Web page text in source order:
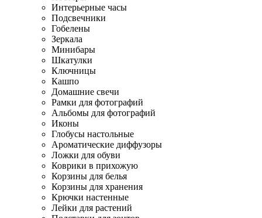
Интерьерные часы
Подсвечники
Гобелены
Зеркала
Минибары
Шкатулки
Ключницы
Кашпо
Домашние свечи
Рамки для фотографий
Альбомы для фотографий
Иконы
Глобусы настольные
Ароматические диффузоры
Ложки для обуви
Коврики в прихожую
Корзины для белья
Корзины для хранения
Крючки настенные
Лейки для растений